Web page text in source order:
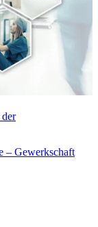
– Gewerkschaft